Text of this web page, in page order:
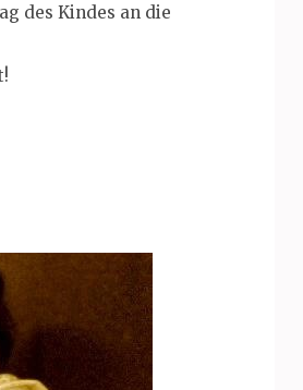
des Kindes an die